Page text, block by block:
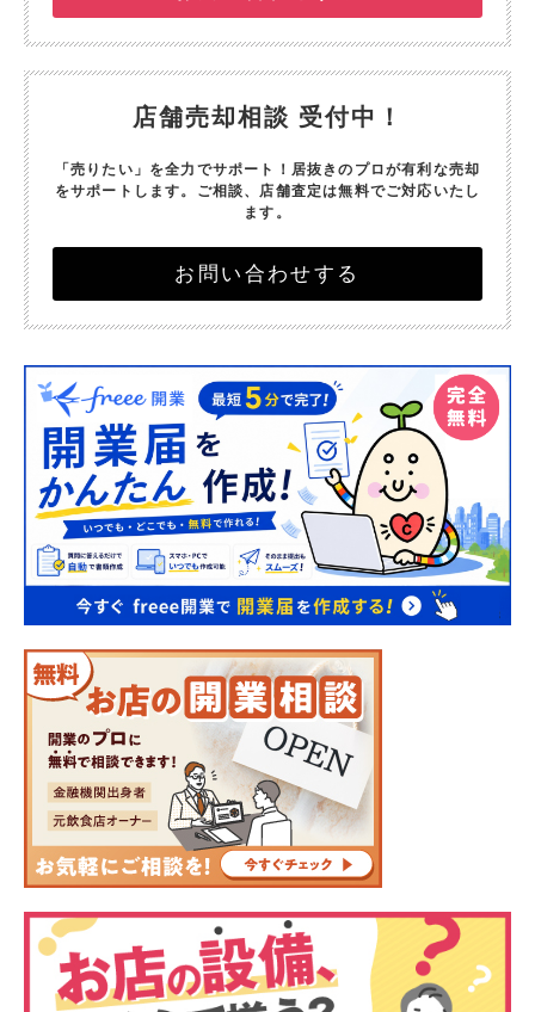
店舗売却相談 受付中！
「売りたい」を全力でサポート！ 居抜きのプロが有利な売却
をサポートします。 ご相談、店舗査定は無料でご対応いたし
ます。
お問い合わせする